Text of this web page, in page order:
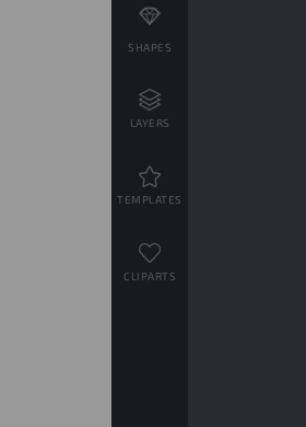
SHAPES
LAYERS
TEMPLATES
CLIPARTS